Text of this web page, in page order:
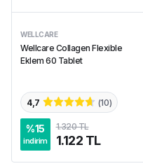
WELLCARE
Wellcare Collagen Flexible
Eklem 60 Tablet
4,7 (10)
%15
indirim
1.320 TL
1.122 TL